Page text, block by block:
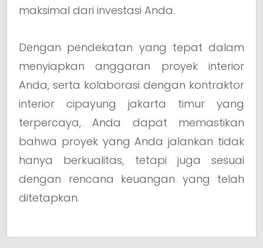
maksimal dari investasi Anda.
Dengan pendekatan yang tepat dalam
menyiapkan anggaran proyek interior
Anda, serta kolaborasi dengan kontraktor
interior cipayung jakarta timur yang
terpercaya, Anda dapat memastikan
bahwa proyek yang Anda jalankan tidak
hanya berkualitas, tetapi juga sesuai
dengan rencana keuangan yang telah
ditetapkan.